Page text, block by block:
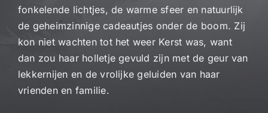
fonkelende lichtjes, de warme sfeer en natuurlijk
de geheimzinnige cadeautjes onder de boom. Zij
kon niet wachten tot het weer Kerst was, want
dan zou haar holletje gevuld zijn met de geur van
lekkernijen en de vrolijke geluiden van haar
vrienden en familie.